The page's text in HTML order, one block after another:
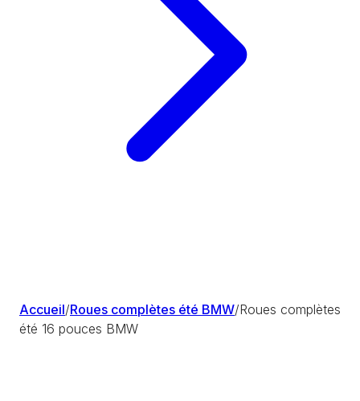
Accueil/Roues complètes été BMW/Roues complètes
été 16 pouces BMW